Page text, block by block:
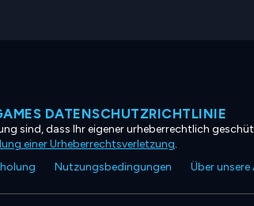
DATENSCHUTZRICHTLINIE
sind, dass Ihr eigener urheberrechtlich
einer Urheberrechtsverletzung.
Nutzungsbedingungen Über unsere